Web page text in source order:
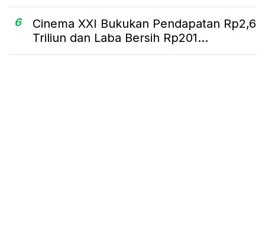
6
Cinema XXI Bukukan Pendapatan Rp2,6
Triliun dan Laba Bersih Rp201...